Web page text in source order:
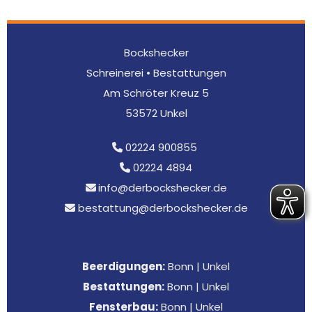
Bockshecker
Schreinerei • Bestattungen
Am Schröter Kreuz 5
53572 Unkel
 02224 900855
 02224 4894
 info@derbockshecker.de
 bestattung@derbockshecker.de
Beerdigungen:Bonn | Unkel
Bestattungen:Bonn | Unkel
Fensterbau:Bonn | Unkel